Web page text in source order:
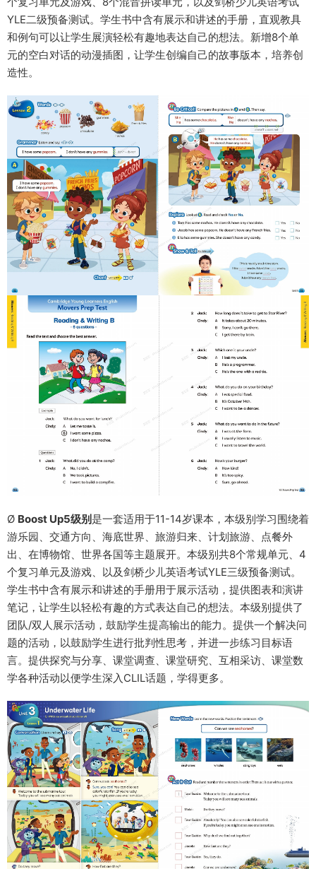
YLE二级预备测试。学生书中含有展示和讲述的手册，直观教具
和例句可以让学生展演轻松有趣地表达自己的想法。新增8个单
元的空白对话的动漫插图，让学生创编自己的故事版本，培养创
造性。
Ø Boost Up5级别 是一套适用于11-14岁课本，本级别学习围绕着
游乐园、交通方向、海底世界、旅游归来、计划旅游、点餐外
出、在博物馆、世界各国等主题展开。本级别共8个常规单元、4
个复习单元及游戏、以及剑桥少儿英语考试YLE三级预备测试。
学生书中含有展示和讲述的手册用于展示活动，提供图表和演讲
笔记，让学生以轻松有趣的方式表达自己的想法。本级别提供了
团队/双人展示活动，鼓励学生提高输出的能力。提供一个解决问
题的活动，以鼓励学生进行批判性思考，并进一步练习目标语
言。提供探究与分享、课堂调查、课堂研究、互相采访、课堂数
学各种活动以便学生深入CLIL话题，学得更多。